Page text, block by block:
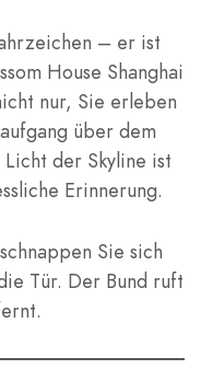
– er ist
House Shanghai
nur, Sie erleben
über dem
der Skyline ist
Erinnerung.
Sie sich
Tür. Der Bund ruft